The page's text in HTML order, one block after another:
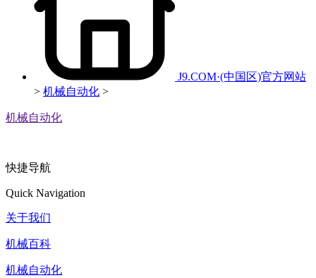
J9.COM·(中国区)官方网站
> 机械自动化 >
机械自动化
快捷导航
Quick Navigation
关于我们
机械百科
机械自动化